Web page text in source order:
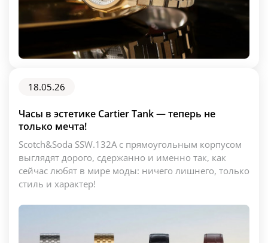
18.05.26
Часы в эстетике Cartier Tank — теперь не
только мечта!
Scotch&Soda SSW.132A с прямоугольным корпусом
выглядят дорого, сдержанно и именно так, как
сейчас любят в мире моды: ничего лишнего, только
стиль и характер!